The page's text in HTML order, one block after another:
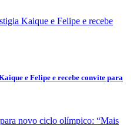
e Felipe e recebe convite para